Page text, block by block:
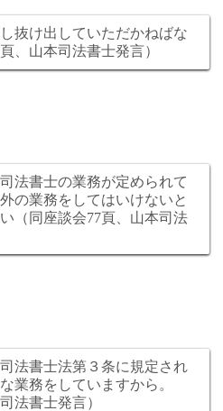
抜け出していただかねばな
、山本司法書士発言）
法書士の業務が定められて
の業務をしてはいけないと
（同座談会77頁、山本司法
法書士法第３条に規定され
業務をしていますから。
法書士発言）